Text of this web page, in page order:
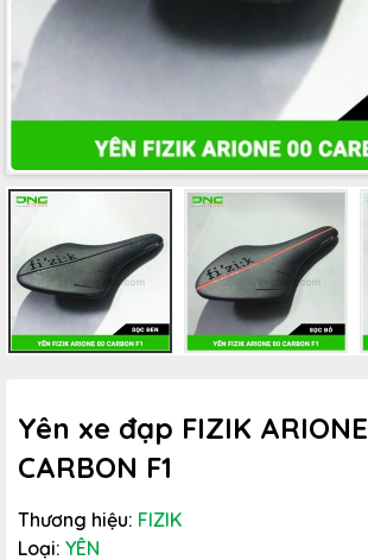
Yên xe đạp FIZIK
CARBON F1
Thương hiệu: FIZIK
Loại: YÊN